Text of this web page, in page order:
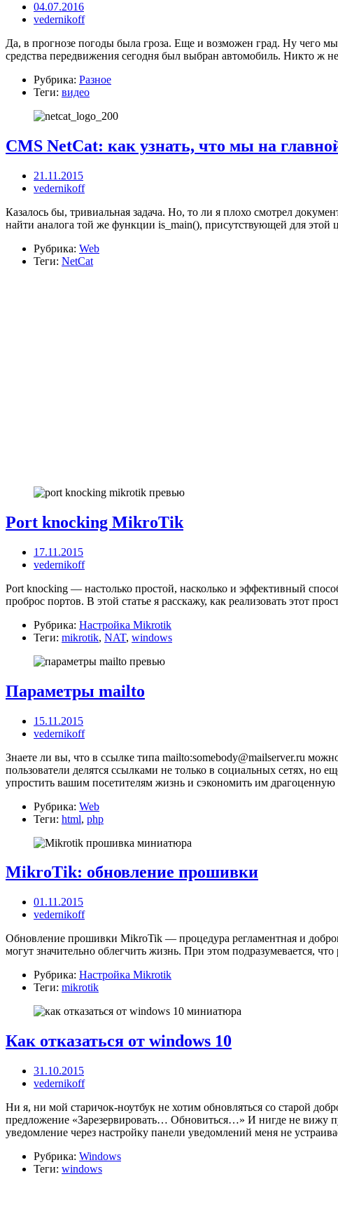
04.07.2016
vedernikoff
Да, в прогнозе погоды была гроза. Еще и возможен град. Ну чего
средства передвижения сегодня был выбран автомобиль. Никто ж
Рубрика: Разное
Теги: видео
CMS NetСat: как узнать, что мы на
21.11.2015
vedernikoff
Казалось бы, тривиальная задача. Но, то ли я плохо смотрел
найти аналога той же функции is_main(), присутствующей для
Рубрика: Web
Теги: NetCat
Port knocking MikroTik
17.11.2015
vedernikoff
Port knocking — настолько простой, насколько и эффективный
проброс портов. В этой статье я расскажу, как реализовать этот
Рубрика: Настройка Mikrotik
Теги: mikrotik, NAT, windows
Параметры mailto
15.11.2015
vedernikoff
Знаете ли вы, что в ссылке типа mailto:somebody@mailserver.ru
пользователи делятся ссылками не только в социальных сетях,
упростить вашим посетителям жизнь и сэкономить им
Рубрика: Web
Теги: html, php
MikroTik: обновление прошивки
01.11.2015
vedernikoff
Обновление прошивки MikroTik — процедура регламентная и
могут значительно облегчить жизнь. При этом подразумевается,
Рубрика: Настройка Mikrotik
Теги: mikrotik
Как отказаться от windows 10
31.10.2015
vedernikoff
Ни я, ни мой старичок-ноутбук не хотим обновляться со старой
предложение «Зарезервировать… Обновиться…» И нигде не вижу
уведомление через настройку панели уведомлений меня не
Рубрика: Windows
Теги: windows